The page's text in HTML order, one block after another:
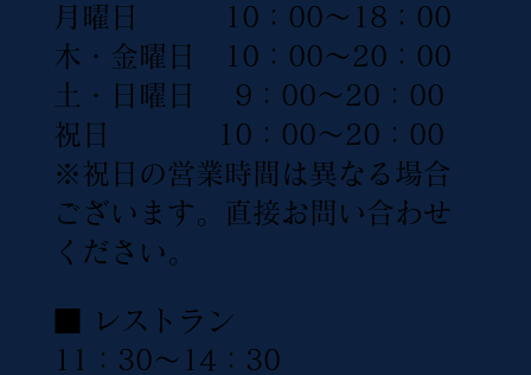
月曜日 10：00〜18：00
木・金曜日 10：00〜20：00
土・日曜日 9：00〜20：00
祝日 10：00〜20：00
※祝日の営業時間は異なる場合
ございます。直接お問い合わせ
ください。
■ レストラン
11：30〜14：30